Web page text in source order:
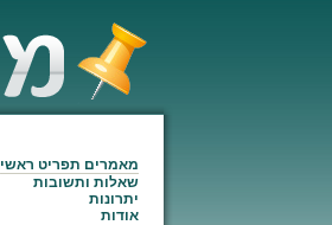
מאמרים תפריט ראשי
שאלות ותשובות
יתרונות
אודות